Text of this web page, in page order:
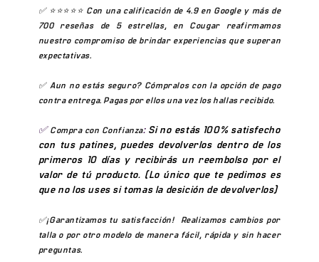
Modelo:S-ONE T4— línea mujer, versión básica
Manga: corta con buen rango de movimiento
Compresión: suave — confort en sesiones largas
Tela: técnica con gestión de humedad
Corte: semi-ajustado femenino
básica
El Primer Paso en Ropa Técnica de Patinaje
Para muchas patinadoras, la S-ONE T4 es el primer
respecto a una camiseta convencional es inmediata: sin
pliegues que estorban en posición de patinaje, sin
acumulación de calor y sin restricción de movimiento en
cómodamente al cuerpo, brindando soporte sin
comprometer la libertad de movimiento, lo que resulta
fundamental para realizar maniobras y movimientos en
✅ ⭐⭐⭐⭐⭐ Con una calificación de 4.9 en Google y más de
700 reseñas de 5 estrellas, en Cougar reafirmamos
nuestro compromiso de brindar experiencias que superan
expectativas.
✅ Aun no estás seguro? Cómpralos con la opción de pago
contra entrega. Pagas por ellos una vez los hallas recibido.
✅ Compra con Confianza: Si no estás 100% satisfecho
con tus patines, puedes devolverlos dentro de los
primeros 10 días y recibirás un reembolso por el
valor de tú producto. (Lo único que te pedimos es
que no los uses si tomas la desición de devolverlos)
✅¡Garantizamos tu satisfacción!Realizamos cambios por
talla o por otro modelo de manera fácil, rápida y sin hacer
preguntas.